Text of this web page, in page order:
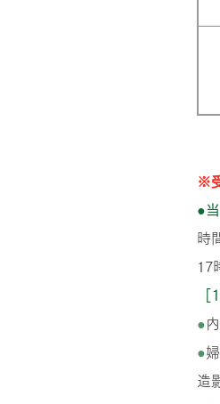
※
●
時
17
●
●
造